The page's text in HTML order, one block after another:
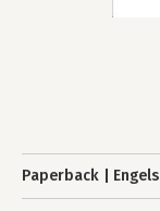
Paperback Engels